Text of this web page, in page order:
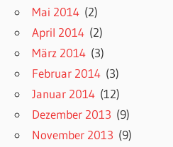
Mai 2014 (2)
April 2014 (2)
März 2014 (3)
Februar 2014 (3)
Januar 2014 (12)
Dezember 2013 (9)
November 2013 (9)